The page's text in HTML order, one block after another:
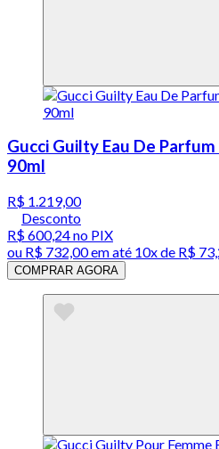
Gucci Guilty Eau De
90ml
R$ 1.219,00
Desconto
R$ 600,24no PIX
ou R$ 732,00em até 10x de R$
COMPRAR AGORA